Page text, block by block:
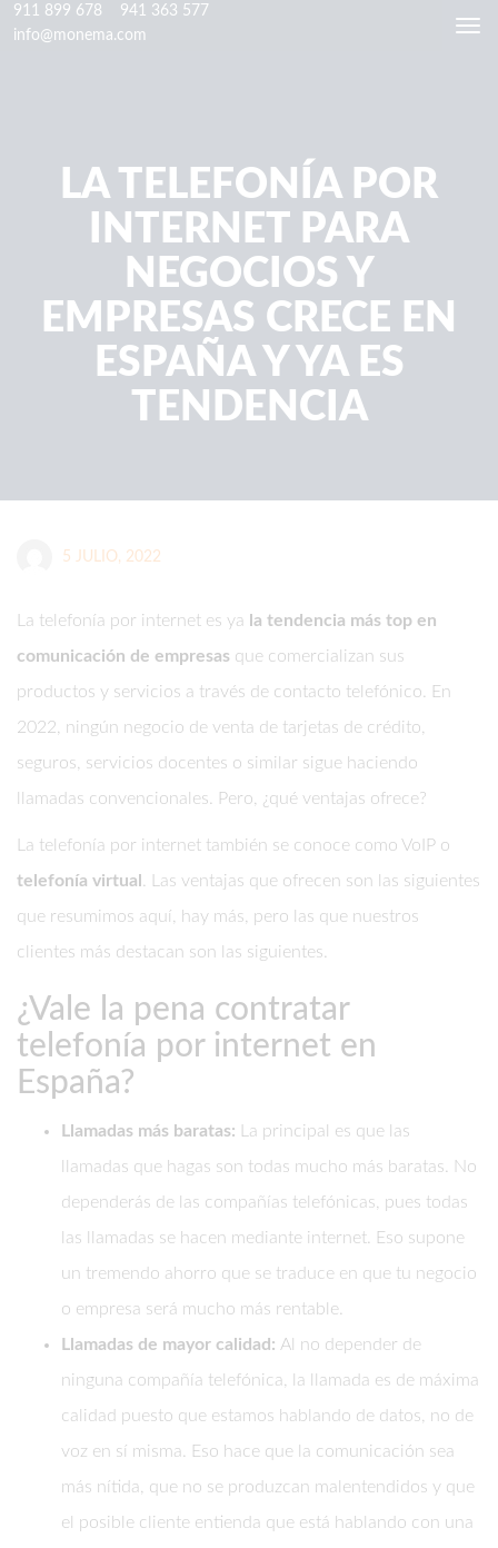
911 899 678
941 363 577
info@monema.com
LA TELEFONÍA POR
INTERNET PARA
NEGOCIOS Y
EMPRESAS CRECE EN
ESPAÑA Y YA ES
TENDENCIA
5 JULIO, 2022
La telefonía por internet es ya la tendencia más top en
comunicación de empresas que comercializan sus
productos y servicios a través de contacto telefónico. En
2022, ningún negocio de venta de tarjetas de crédito,
seguros, servicios docentes o similar sigue haciendo
llamadas convencionales. Pero, ¿qué ventajas ofrece?
La telefonía por internet también se conoce como VoIP o
telefonía virtual
. Las ventajas que ofrecen son las siguientes
que resumimos aquí, hay más, pero las que nuestros
clientes más destacan son las siguientes.
¿Vale la pena contratar
telefonía por internet en
España?
Llamadas más baratas: La principal es que las
llamadas que hagas son todas mucho más baratas. No
dependerás de las compañías telefónicas, pues todas
las llamadas se hacen mediante internet. Eso supone
un tremendo ahorro que se traduce en que tu negocio
o empresa será mucho más rentable.
Llamadas de mayor calidad: Al no depender de
ninguna compañía telefónica, la llamada es de máxima
calidad puesto que estamos hablando de datos, no de
voz en sí misma. Eso hace que la comunicación sea
más nítida, que no se produzcan malentendidos y que
el posible cliente entienda que está hablando con una